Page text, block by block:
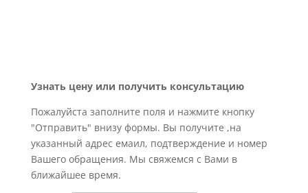
Узнать цену или получить консультацию
Пожалуйста заполните поля и нажмите кнопку
"Отправить" внизу формы. Вы получите ,на
указанный адрес емаил, подтверждение и номер
Вашего обращения. Мы свяжемся с Вами в
ближайшее время.